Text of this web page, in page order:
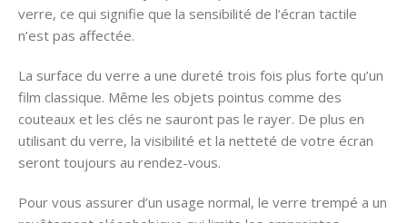
verre, ce qui signifie que la sensibilité de l’écran tactile
n’est pas affectée.
La surface du verre a une dureté trois fois plus forte qu’un
film classique. Même les objets pointus comme des
couteaux et les clés ne sauront pas le rayer. De plus en
utilisant du verre, la visibilité et la netteté de votre écran
seront toujours au rendez-vous.
Pour vous assurer d’un usage normal, le verre trempé a un